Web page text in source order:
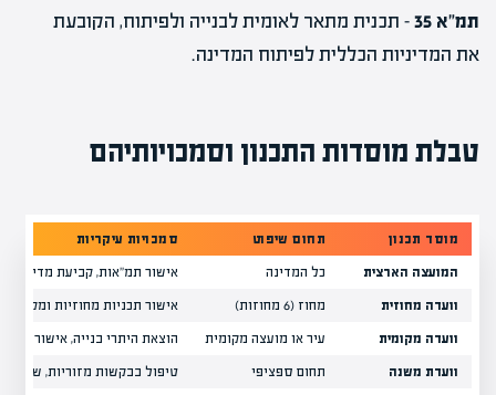
תמ"א 35
– תכנית מתאר לאומית לבנייה ולפיתוח, הקובעת
את המדיניות הכללית לפיתוח המדינה.
טבלת מוסדות התכנון וסמכויותיהם
מוסד תכנון תחום שיפוט סמכויות עיקריות
המועצה הארצית כל המדינה אישור תמ"אות, קביעת מדיניות
וועדה מחוזית מחוז (6 מחוזות) אישור תכניות מחוזיות
וועדה מקומית עיר או מועצה מקומית הוצאת היתרי בנייה, אישור
וועדת משנה תחום ספציפי טיפול בבקשות מזוריות, שימור,